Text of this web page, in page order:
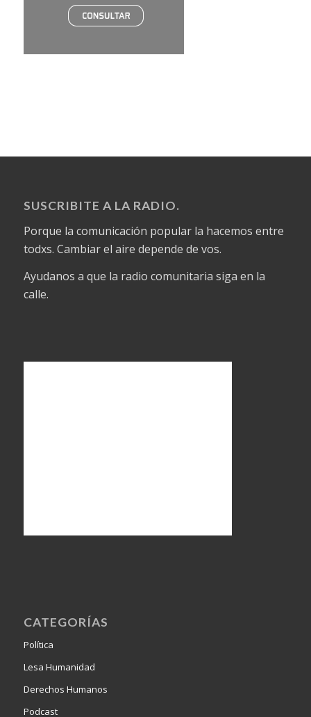
SUSCRIBITE A LA RADIO.
Porque la comunicación popular la hacemos entre
todxs. Cambiar el aire depende de vos.
Ayudanos a que la radio comunitaria siga en la
calle.
CATEGORÍAS
Política
Lesa Humanidad
Derechos Humanos
Podcast